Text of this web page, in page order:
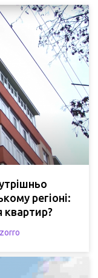
регіоні:
квартир?